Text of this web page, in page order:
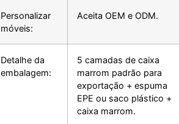
Personalizar
móveis:
Aceita OEM e ODM.
Detalhe da
embalagem:
5 camadas de caixa
marrom padrão para
exportação + espuma
EPE ou saco plástico +
caixa marrom.